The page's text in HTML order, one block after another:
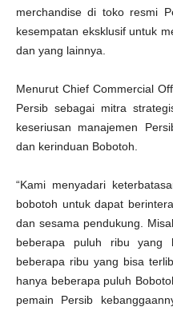
merchandise di toko resmi
kesempatan eksklusif untuk
dan yang lainnya.
Menurut Chief Commercial
Persib sebagai mitra
keseriusan manajemen
dan kerinduan Bobotoh.
“Kami menyadari
bobotoh untuk dapat
dan sesama pendukung.
beberapa puluh ribu yang
beberapa ribu yang bisa
hanya beberapa puluh
pemain Persib